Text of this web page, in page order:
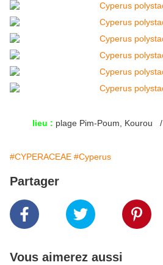
lieu : plage Pim-Poum, Kourou /
#CYPERACEAE #Cyperus
Partager
Vous aimerez aussi